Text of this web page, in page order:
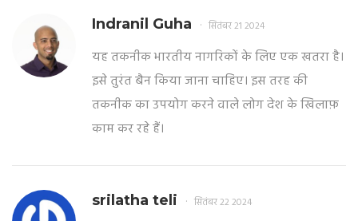
Indranil Guha सितंबर 21 2024
यह तकनीक भारतीय नागरिकों के लिए एक खतरा है।
इसे तुरंत बैन किया जाना चाहिए। इस तरह की
तकनीक का उपयोग करने वाले लोग देश के खिलाफ़
काम कर रहे हैं।
srilatha teli सितंबर 22 2024